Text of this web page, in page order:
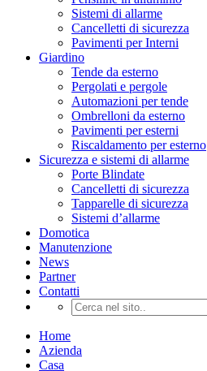
Sistemi di allarme
Cancelletti di sicurezza
Pavimenti per Interni
Giardino
Tende da esterno
Pergolati e pergole
Automazioni per tende
Ombrelloni da esterno
Pavimenti per esterni
Riscaldamento per esterno
Sicurezza e sistemi di allarme
Porte Blindate
Cancelletti di sicurezza
Tapparelle di sicurezza
Sistemi d’allarme
Domotica
Manutenzione
News
Partner
Contatti
Home
Azienda
Casa